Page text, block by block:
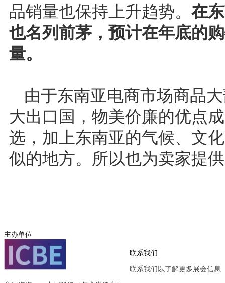
品销量也保持上升趋势。 在
也名列前茅，预计在年底的
量。
由于东南亚电商市场商品
大出口国，物美价廉的优点
选，加上东南亚的气候、文
似的地方。所以也为卖家提
主办单位
联系我们
联系我们以了解更多展会信息